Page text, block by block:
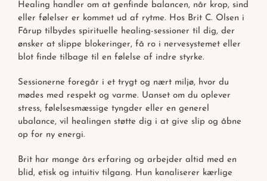
Healing
Kalender 2026
Healing handler om at genfinde balancen, når krop, sind
eller følelser er kommet ud af rytme. Hos Brit C. Olsen i
Fårup tilbydes spirituelle healing-sessioner til dig, der
ønsker at slippe blokeringer, få ro i nervesystemet eller
blot finde tilbage til en følelse af indre styrke.
Sessionerne foregår i et trygt og nært miljø, hvor du
mødes med respekt og varme. Uanset om du oplever
stress, følelsesmæssige tyngder eller en generel
ubalance, vil healingen støtte dig i at give slip og åbne
op for ny energi.
Brit har mange års erfaring og arbejder altid med en
blid, etisk og intuitiv tilgang. Hun kanaliserer kærlige